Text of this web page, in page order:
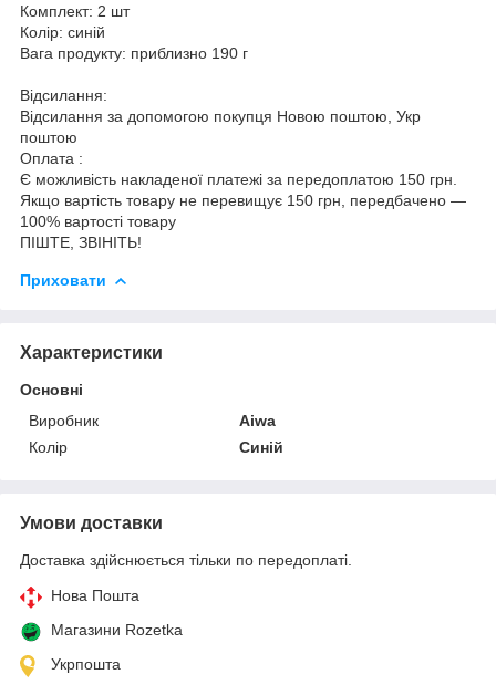
Комплект: 2 шт
Колір: синій
Вага продукту: приблизно 190 г
Відсилання:
Відсилання за допомогою покупця Новою поштою, Укр
поштою
Оплата :
Є можливість накладеної платежі за передоплатою 150 грн.
Якщо вартість товару не перевищує 150 грн, передбачено —
100% вартості товару
ПІШТЕ, ЗВІНІТЬ!
Приховати
Характеристики
Основні
Виробник
Aiwa
Колір
Синій
Умови доставки
Доставка здійснюється тільки по передоплаті.
Нова Пошта
Магазини Rozetka
Укрпошта